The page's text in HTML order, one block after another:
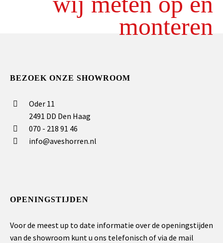
monteren
BEZOEK ONZE SHOWROOM
Oder 11
2491 DD Den Haag
070 - 218 91 46
info@aveshorren.nl
OPENINGSTIJDEN
Voor de meest up to date informatie over de openingstijden
van de showroom kunt u ons telefonisch of via de mail